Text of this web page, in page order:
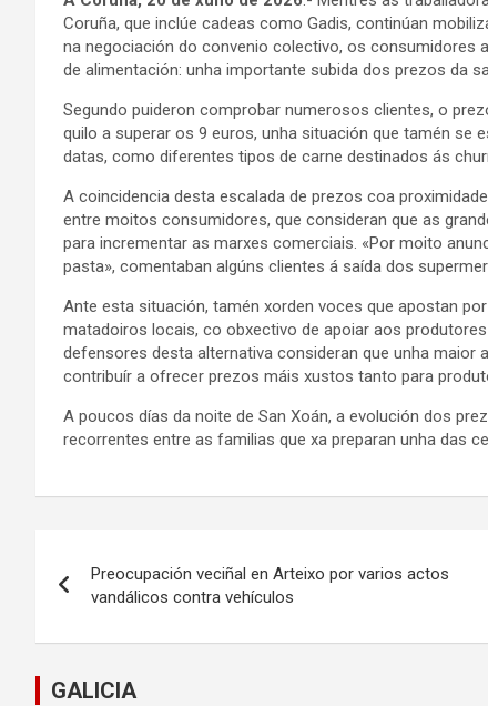
Coruña, que inclúe cadeas como Gadis, continúan
na negociación do convenio colectivo, os consumidores
de alimentación: unha importante subida dos prezos da
Segundo puideron comprobar numerosos clientes, o
quilo a superar os 9 euros, unha situación que tamén
datas, como diferentes tipos de carne destinados ás
A coincidencia desta escalada de prezos coa
entre moitos consumidores, que consideran que as
para incrementar as marxes comerciais. «Por moito
pasta», comentaban algúns clientes á saída dos
Ante esta situación, tamén xorden voces que apostan
matadoiros locais, co obxectivo de apoiar aos
defensores desta alternativa consideran que unha
contribuír a ofrecer prezos máis xustos tanto para
A poucos días da noite de San Xoán, a evolución dos
recorrentes entre as familias que xa preparan unha das
de
entradas
Preocupación veciñal en Arteixo por varios actos
vandálicos contra vehículos
GALICIA